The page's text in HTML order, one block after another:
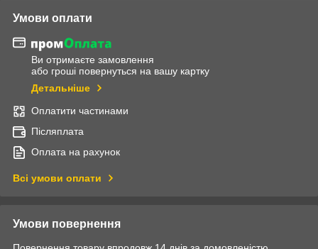
Умови оплати
Ви отримаєте замовлення
або гроші повернуться на вашу картку
Детальніше
Оплатити частинами
Післяплата
Оплата на рахунок
Всі умови оплати
Умови повернення